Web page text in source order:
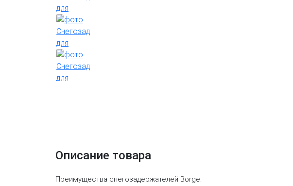
Описание товара
Преимущества снегозадержателей Borge: